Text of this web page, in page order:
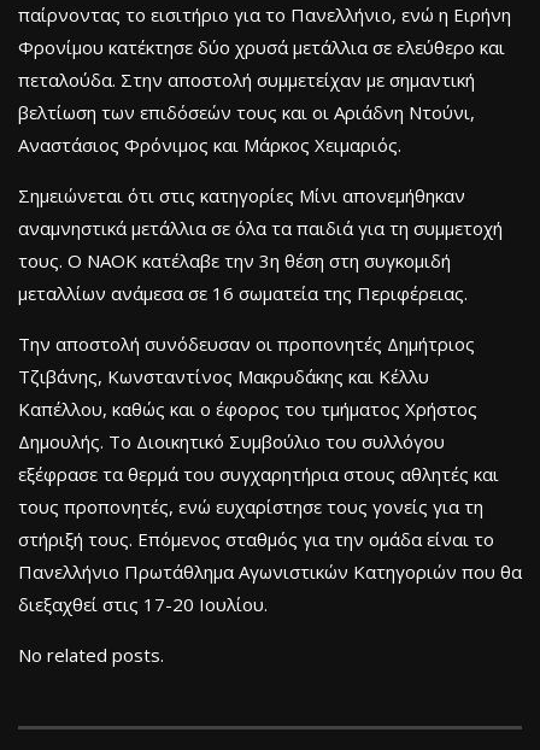
παίρνοντας το εισιτήριο για το Πανελλήνιο, ενώ η Ειρήνη
Φρονίμου κατέκτησε δύο χρυσά μετάλλια σε ελεύθερο και
πεταλούδα. Στην αποστολή συμμετείχαν με σημαντική
βελτίωση των επιδόσεών τους και οι Αριάδνη Ντούνι,
Αναστάσιος Φρόνιμος και Μάρκος Χειμαριός.
Σημειώνεται ότι στις κατηγορίες Μίνι απονεμήθηκαν
αναμνηστικά μετάλλια σε όλα τα παιδιά για τη συμμετοχή
τους. Ο ΝΑΟΚ κατέλαβε την 3η θέση στη συγκομιδή
μεταλλίων ανάμεσα σε 16 σωματεία της Περιφέρειας.
Την αποστολή συνόδευσαν οι προπονητές Δημήτριος
Τζιβάνης, Κωνσταντίνος Μακρυδάκης και Κέλλυ
Καπέλλου, καθώς και ο έφορος του τμήματος Χρήστος
Δημουλής. Το Διοικητικό Συμβούλιο του συλλόγου
εξέφρασε τα θερμά του συγχαρητήρια στους αθλητές και
τους προπονητές, ενώ ευχαρίστησε τους γονείς για τη
στήριξή τους. Επόμενος σταθμός για την ομάδα είναι το
Πανελλήνιο Πρωτάθλημα Αγωνιστικών Κατηγοριών που θα
διεξαχθεί στις 17-20 Ιουλίου.
No related posts.